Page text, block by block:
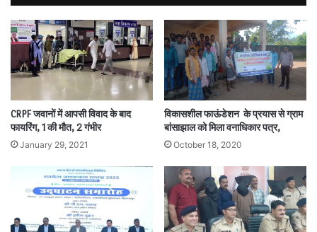
CRPF जवानों में आपसी विवाद के बाद
फायरिंग, 1 की मौत, 2 गंभीर
January 29, 2021
विकासशील फाऊंडेशन के प्रयास से ग्राम
बांसाझाल को मिला वनाधिकार पत्र,
October 18, 2020